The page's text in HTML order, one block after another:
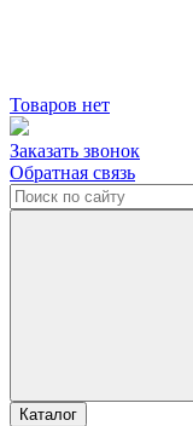
Товаров нет
Заказать звонок
Обратная связь
Каталог